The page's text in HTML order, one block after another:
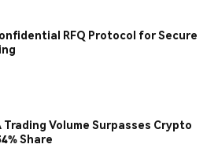
RFQ Protocol for Secure
Trading Volume Surpasses Crypto
Share